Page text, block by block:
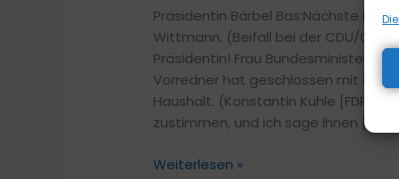
Präsidentin Bärbel Bas:Nächste
Wittmann. (Beifall bei der CDU/CSU)
Präsidentin! Frau Bundesministerin
Vorredner hat geschlossen mit dem
Haushalt. (Konstantin Kuhle [FDP]:
zustimmen, und ich sage Ihnen […]
Weiterlesen »